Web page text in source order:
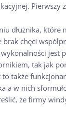
Pierwszy
dłużnika, które
chęci
jest
tak jak
także
a w nich
że firmy